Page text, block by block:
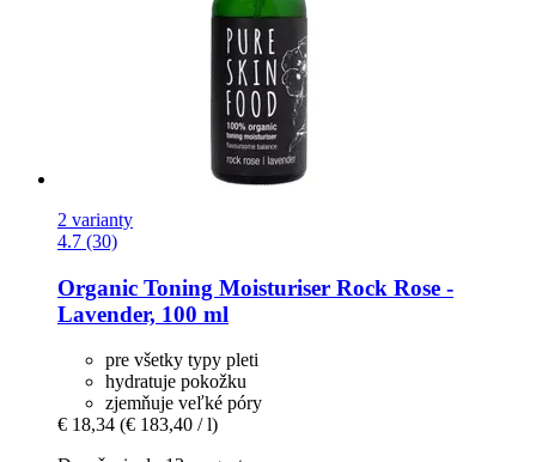
2 varianty
4.7 (30)
Organic Toning Moisturiser Rock Rose -​
Lavender, 100 ml
pre všetky typy pleti
hydratuje pokožku
zjemňuje veľké póry
€ 18,34 (€ 183,40 / l)